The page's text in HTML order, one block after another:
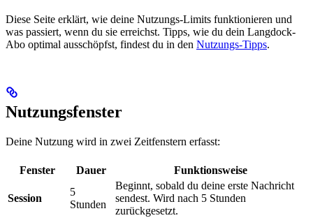
Diese Seite erklärt, wie deine Nutzungs-Limits funktionieren und
was passiert, wenn du sie erreichst. Tipps, wie du dein Langdock-
Abo optimal ausschöpfst, findest du in den Nutzungs-Tipps.
Nutzungsfenster
Deine Nutzung wird in zwei Zeitfenstern erfasst:
Fenster Dauer Funktionsweise
Session
5
Stunden
Beginnt, sobald du deine erste Nachricht
sendest. Wird nach 5 Stunden
zurückgesetzt.